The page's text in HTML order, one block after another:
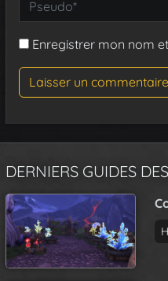
Enregistrer mon nom
DERNIERS GUIDES